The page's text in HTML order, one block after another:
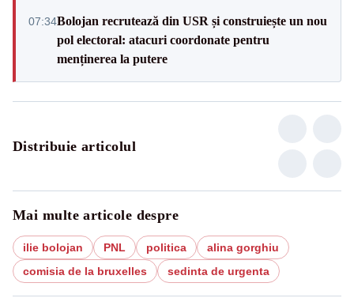
07:34Bolojan recrutează din USR și construiește un nou
pol electoral: atacuri coordonate pentru
menținerea la putere
Distribuie articolul
Mai multe articole despre
ilie bolojan PNL politica
alina gorghiu
comisia de la bruxelles
sedinta de urgenta